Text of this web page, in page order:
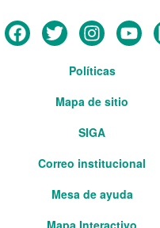
Políticas
Mapa de sitio
SIGA
Correo institucional
Mesa de ayuda